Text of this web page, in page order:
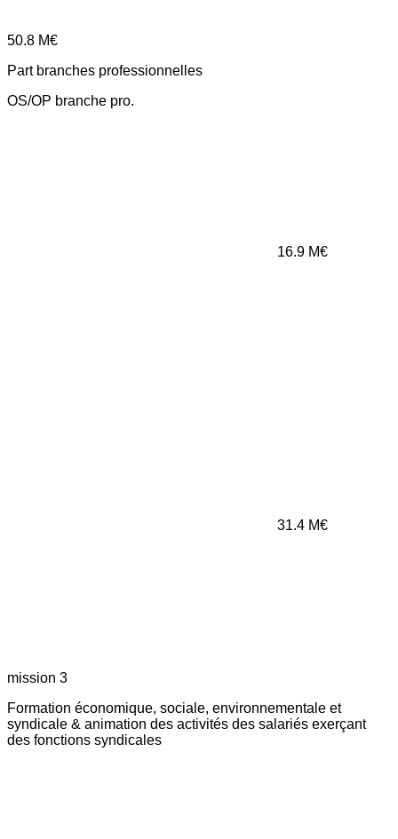
50.8 M€
Part branches professionnelles
OS/OP branche pro.
16.9 M€
31.4 M€
mission 3
Formation économique, sociale, environnementale et
syndicale & animation des activités des salariés exerçant
des fonctions syndicales